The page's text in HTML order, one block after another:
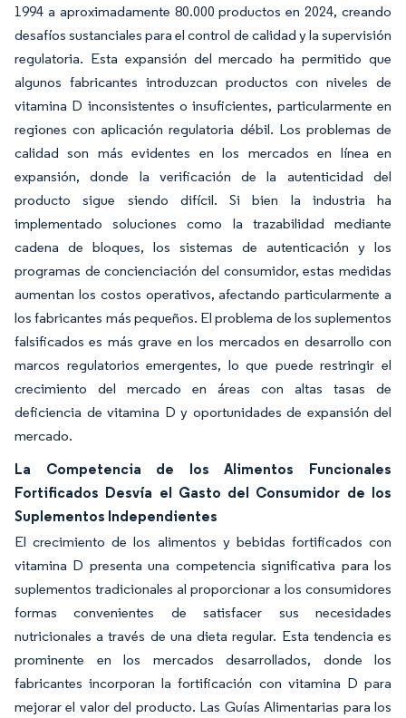
1994 a aproximadamente 80.000 productos en 2024, creando
desafíos sustanciales para el control de calidad y la supervisión
regulatoria. Esta expansión del mercado ha permitido que
algunos fabricantes introduzcan productos con niveles de
vitamina D inconsistentes o insuficientes, particularmente en
regiones con aplicación regulatoria débil. Los problemas de
calidad son más evidentes en los mercados en línea en
expansión, donde la verificación de la autenticidad del
producto sigue siendo difícil. Si bien la industria ha
implementado soluciones como la trazabilidad mediante
cadena de bloques, los sistemas de autenticación y los
programas de concienciación del consumidor, estas medidas
aumentan los costos operativos, afectando particularmente a
los fabricantes más pequeños. El problema de los suplementos
falsificados es más grave en los mercados en desarrollo con
marcos regulatorios emergentes, lo que puede restringir el
crecimiento del mercado en áreas con altas tasas de
deficiencia de vitamina D y oportunidades de expansión del
mercado.
La Competencia de los Alimentos Funcionales
Fortificados Desvía el Gasto del Consumidor de los
Suplementos Independientes
El crecimiento de los alimentos y bebidas fortificados con
vitamina D presenta una competencia significativa para los
suplementos tradicionales al proporcionar a los consumidores
formas convenientes de satisfacer sus necesidades
nutricionales a través de una dieta regular. Esta tendencia es
prominente en los mercados desarrollados, donde los
fabricantes incorporan la fortificación con vitamina D para
mejorar el valor del producto. Las Guías Alimentarias para los